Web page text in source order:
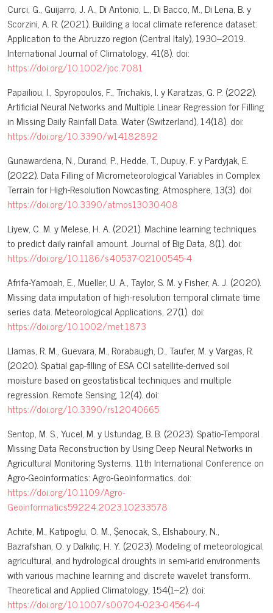
Curci, G., Guijarro, J. A., Di Antonio, L., Di Bacco, M., Di Lena, B. y
Scorzini, A. R. (2021). Building a local climate reference dataset:
Application to the Abruzzo region (Central Italy), 1930–2019.
International Journal of Climatology, 41(8). doi:
https://doi.org/10.1002/joc.7081
Papailiou, I., Spyropoulos, F., Trichakis, I. y Karatzas, G. P. (2022).
Artificial Neural Networks and Multiple Linear Regression for Filling
in Missing Daily Rainfall Data. Water (Switzerland), 14(18). doi:
https://doi.org/10.3390/w14182892
Gunawardena, N., Durand, P., Hedde, T., Dupuy, F. y Pardyjak, E.
(2022). Data Filling of Micrometeorological Variables in Complex
Terrain for High-Resolution Nowcasting. Atmosphere, 13(3). doi:
https://doi.org/10.3390/atmos13030408
Liyew, C. M. y Melese, H. A. (2021). Machine learning techniques
to predict daily rainfall amount. Journal of Big Data, 8(1). doi:
https://doi.org/10.1186/s40537-02100545-4
Afrifa-Yamoah, E., Mueller, U. A., Taylor, S. M. y Fisher, A. J. (2020).
Missing data imputation of high-resolution temporal climate time
series data. Meteorological Applications, 27(1). doi:
https://doi.org/10.1002/met.1873
Llamas, R. M., Guevara, M., Rorabaugh, D., Taufer, M. y Vargas, R.
(2020). Spatial gap-filling of ESA CCI satellite-derived soil
moisture based on geostatistical techniques and multiple
regression. Remote Sensing, 12(4). doi:
https://doi.org/10.3390/rs12040665
Sentop, M. S., Yucel, M. y Ustundag, B. B. (2023). Spatio-Temporal
Missing Data Reconstruction by Using Deep Neural Networks in
Agricultural Monitoring Systems. 11th International Conference on
Agro-Geoinformatics: Agro-Geoinformatics. doi:
https://doi.org/10.1109/Agro-
Geoinformatics59224.2023.10233578
Achite, M., Katipoglu, O. M., Şenocak, S., Elshaboury, N.,
Bazrafshan, O. y Dalkılıç, H. Y. (2023). Modeling of meteorological,
agricultural, and hydrological droughts in semi-arid environments
with various machine learning and discrete wavelet transform.
Theoretical and Applied Climatology, 154(1–2). doi:
https://doi.org/10.1007/s00704-023-04564-4